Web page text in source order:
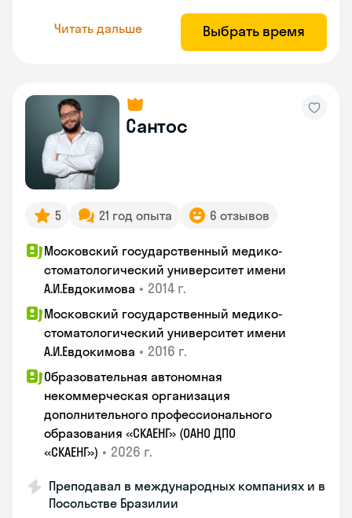
Читать дальше Выбрать время
Сантос
5 21 год опыта 6 отзывов
Московский государственный медико-
стоматологический университет имени
А.И.Евдокимова • 2014 г.
Московский государственный медико-
стоматологический университет имени
А.И.Евдокимова • 2016 г.
Образовательная автономная
некоммерческая организация
дополнительного профессионального
образования «СКАЕНГ» (ОАНО ДПО
«СКАЕНГ») • 2026 г.
Преподавал в международных компаниях и в
Посольстве Бразилии